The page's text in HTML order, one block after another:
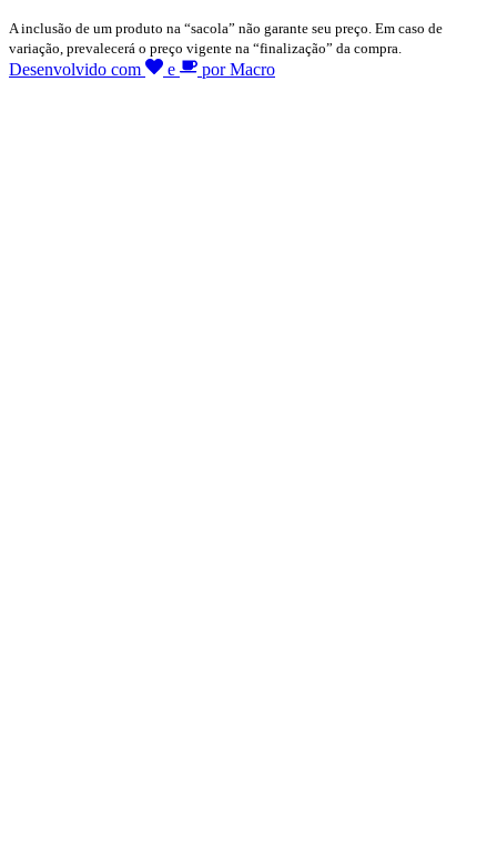
A inclusão de um produto na “sacola” não garante seu preço. Em caso de
variação, prevalecerá o preço vigente na “finalização” da compra.
Desenvolvido com e por Macro